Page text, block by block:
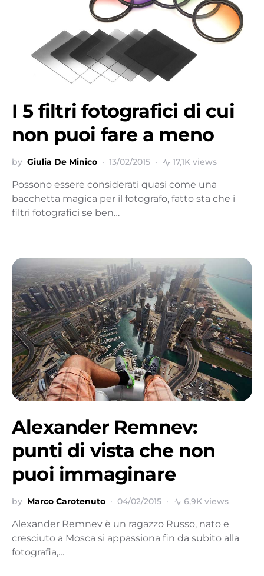
I 5 filtri fotografici di cui
non puoi fare a meno
by Giulia De Minico 13/02/2015 17,1K views
Possono essere considerati quasi come una
bacchetta magica per il fotografo, fatto sta che i
filtri fotografici se ben…
Alexander Remnev:
punti di vista che non
puoi immaginare
by Marco Carotenuto 04/02/2015 6,9K views
Alexander Remnev è un ragazzo Russo, nato e
cresciuto a Mosca si appassiona fin da subito alla
fotografia,…